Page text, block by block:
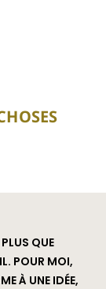
QUE
POUR MOI,
À UNE IDÉE,